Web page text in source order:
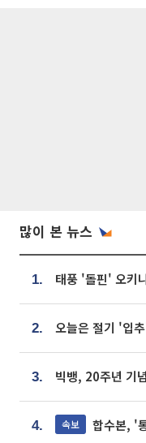
많이 본 뉴스
1.
2. 오늘은 절기 '입
3.
4. 속보 합수본, '통계